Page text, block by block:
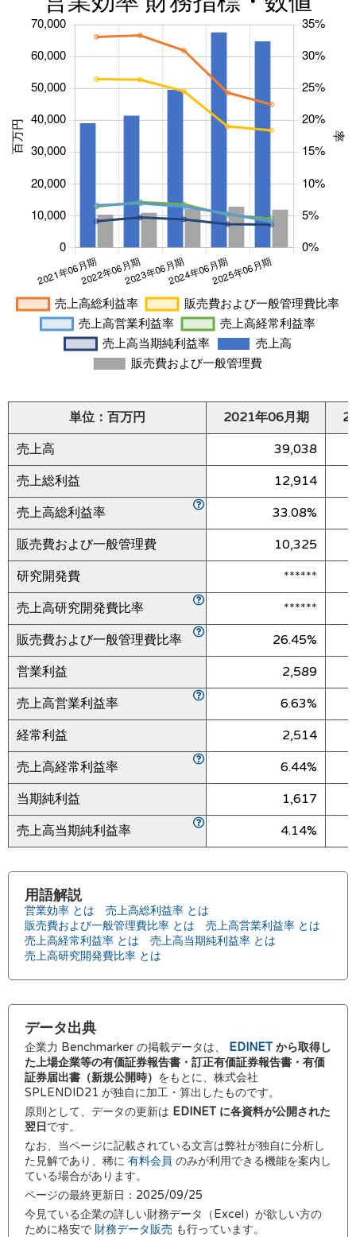
単位：百万円 2021年06月期
売上高
39,038
売上総利益
12,914
売上高総利益率
33.08%
販売費および一般管理費
10,325
研究開発費
******
売上高研究開発費比率
******
販売費および一般管理費比率
26.45%
営業利益
2,589
売上高営業利益率
6.63%
経常利益
2,514
売上高経常利益率
6.44%
当期純利益
1,617
売上高当期純利益率
4.14%
用語解説
営業効率 とは
売上高総利益率 とは
販売費および一般管理費比率 とは
売上高営業利益率 とは
売上高経常利益率 とは
売上高当期純利益率 とは
売上高研究開発費比率 とは
データ出典
企業力 Benchmarker の掲載データは、 EDINETから取得し
た上場企業等の有価証券報告書・訂正有価証券報告書・有価
証券届出書（新規公開時） をもとに、株式会社
SPLENDID21 が独自に加工・算出したものです。
原則として、データの更新は EDINET に各資料が公開された
翌日 です。
なお、当ページに記載されている文言は弊社が独自に分析し
た見解であり、稀に 有料会員 のみが利用できる機能を案内し
ている場合があります。
ページの最終更新日：2025/09/25
今見ている企業の詳しい財務データ（Excel）が欲しい方の
ために格安で 財務データ販売 も行っています。